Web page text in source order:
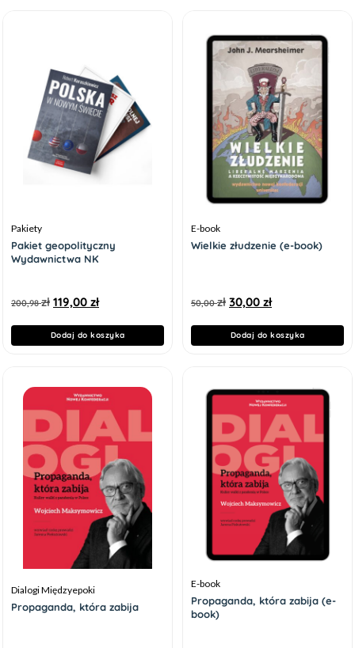
Pakiety
Pakiet geopolityczny
Wydawnictwa NK
200,98zł 119,00 zł
Dodaj do koszyka
E-book
Wielkie złudzenie (e-book)
50,00zł 30,00 zł
Dodaj do koszyka
Dialogi Międzyepoki
Propaganda, która zabija
E-book
Propaganda, która zabija (e-
book)